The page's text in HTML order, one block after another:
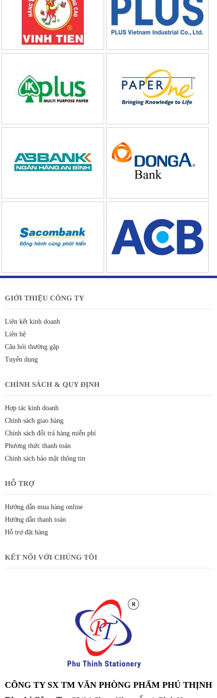
GIỚI THIỆU CÔNG TY
Liên kết kinh doanh
Liên hệ
Câu hỏi thường gặp
Tuyển dụng
CHÍNH SÁCH & QUY ĐỊNH
Hợp tác kinh doanh
Chính sách giao hàng
Chính sách đổi trả hàng miễn phí
Phương thức thanh toán
Chính sách bảo mật thông tin
HỖ TRỢ
Hướng dẫn mua hàng online
Hướng dẫn thanh toán
Hỗ trợ đặt hàng
KẾT NỐI VỚI CHÚNG TÔI
CÔNG TY SX TM VĂN PHÒNG PHẨM PHÚ THỊNH